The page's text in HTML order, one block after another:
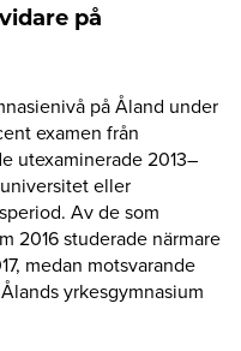
på
på Åland under
examen från
utexaminerade 2013–
eller
Av de som
2016 studerade närmare
medan motsvarande
yrkesgymnasium